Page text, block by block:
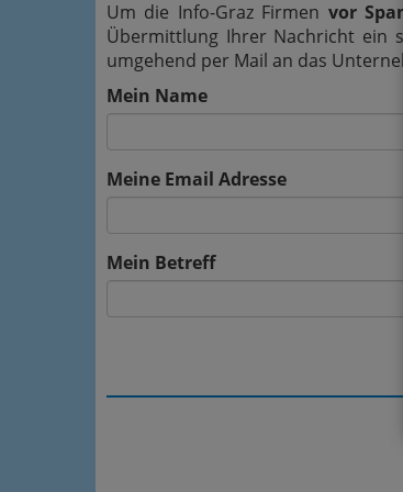
Um die Info-Graz Firmen vor
Übermittlung Ihrer Nachricht ein
umgehend per Mail an das
Mein Name
Meine Email Adresse
Mein Betreff